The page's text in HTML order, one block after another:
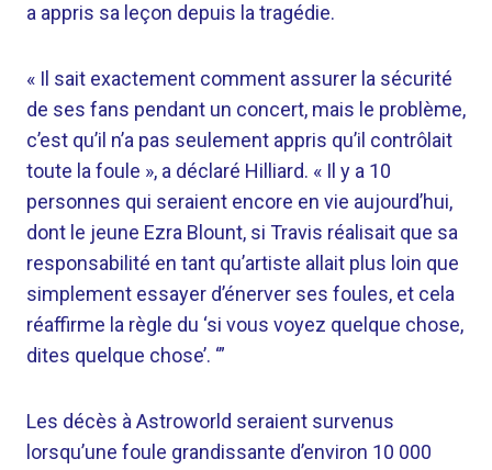
a appris sa leçon depuis la tragédie.
« Il sait exactement comment assurer la sécurité
de ses fans pendant un concert, mais le problème,
c’est qu’il n’a pas seulement appris qu’il contrôlait
toute la foule », a déclaré Hilliard. « Il y a 10
personnes qui seraient encore en vie aujourd’hui,
dont le jeune Ezra Blount, si Travis réalisait que sa
responsabilité en tant qu’artiste allait plus loin que
simplement essayer d’énerver ses foules, et cela
réaffirme la règle du ‘si vous voyez quelque chose,
dites quelque chose’. ‘”
Les décès à Astroworld seraient survenus
lorsqu’une foule grandissante d’environ 10 000